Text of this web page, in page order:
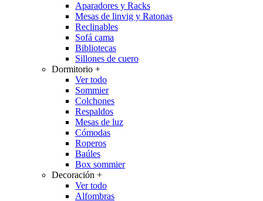
Aparadores y Racks
Mesas de linvig y Ratonas
Reclinables
Sofá cama
Bibliotecas
Sillones de cuero
Dormitorio +
Ver todo
Sommier
Colchones
Respaldos
Mesas de luz
Cómodas
Roperos
Baúles
Box sommier
Decoración +
Ver todo
Alfombras